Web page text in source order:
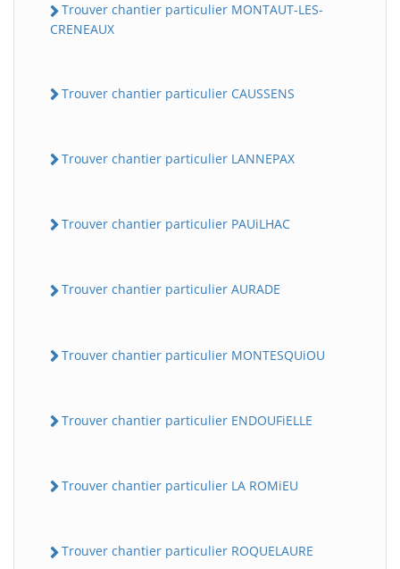
Trouver chantier particulier MONTAUT-LES-
CRENEAUX
Trouver chantier particulier CAUSSENS
Trouver chantier particulier LANNEPAX
Trouver chantier particulier PAUiLHAC
Trouver chantier particulier AURADE
Trouver chantier particulier MONTESQUiOU
Trouver chantier particulier ENDOUFiELLE
Trouver chantier particulier LA ROMiEU
Trouver chantier particulier ROQUELAURE